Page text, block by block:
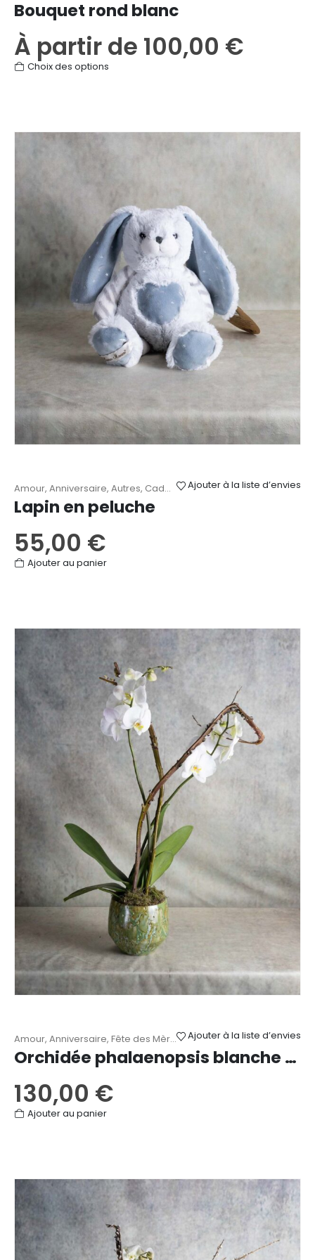
Bouquet rond blanc
À partir de 100,00 €
Choix des options
variations.
choisies
sur
la
page
du
produit
Ajouter à la liste d’envies
Amour, Anniversaire, Autres, Cadeaux ,Naissance ,Peluches
Lapin en peluche
55,00 €
Ajouter au panier
Ajouter à la liste d’envies
Amour, Anniversaire, Fête des Mères ,Mariage, Naissance,
Orchidée phalaenopsis blanche 2 tiges
130,00 €
Ajouter au panier